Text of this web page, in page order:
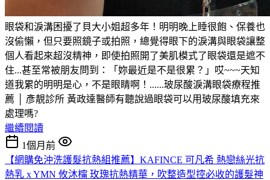
眼袋和淚溝困擾了貝大小姐超多年！明明晚上睡很飽、保養也
沒偷懶，但只要照鏡子或拍照，總覺得眼下的淚溝與眼袋讓整
個人看起來超沒精神，即使拍照開了美肌模式了眼袋還是遮不
住...甚至常被朋友問到：「妳最近是不是很累？」哎~~~天知
道我累的明明是心，不是眼睛啊！......玻尿酸淚溝眼袋療程推
薦 │ 彥靚診所 黃政達醫師有聽說過眼袋可以用玻尿酸填充來
處理嗎?
繼續閱讀
1個月前
【網購免沖洗護髮抗熱組推薦】KAFINCE 可凡希 熱戀絲光抗
熱乳 x YMN 攸沐橣 玫瑰抗熱精華，吹整造型控必收的護髮神